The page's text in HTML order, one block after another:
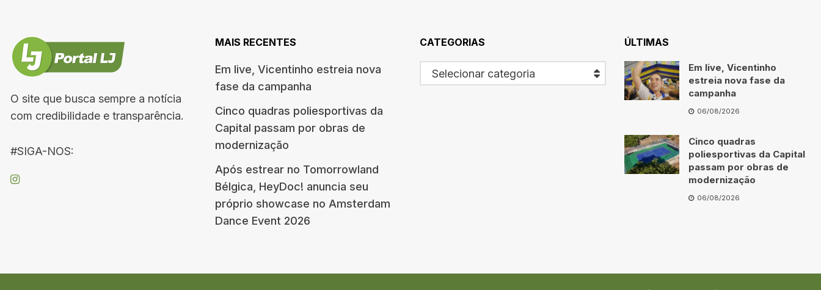
O site que busca sempre a notícia
com credibilidade e transparência.
#SIGA-NOS:
MAIS RECENTES
Em live, Vicentinho estreia nova
fase da campanha
Cinco quadras poliesportivas da
Capital passam por obras de
modernização
Após estrear no Tomorrowland
Bélgica, HeyDoc! anuncia seu
próprio showcase no Amsterdam
Dance Event 2026
CATEGORIAS
Selecionar categoria
ÚLTIMAS
Em live, Vicentinho
estreia nova fase da
campanha
06/08/2026
Cinco quadras
poliesportivas da Capital
passam por obras de
modernização
06/08/2026